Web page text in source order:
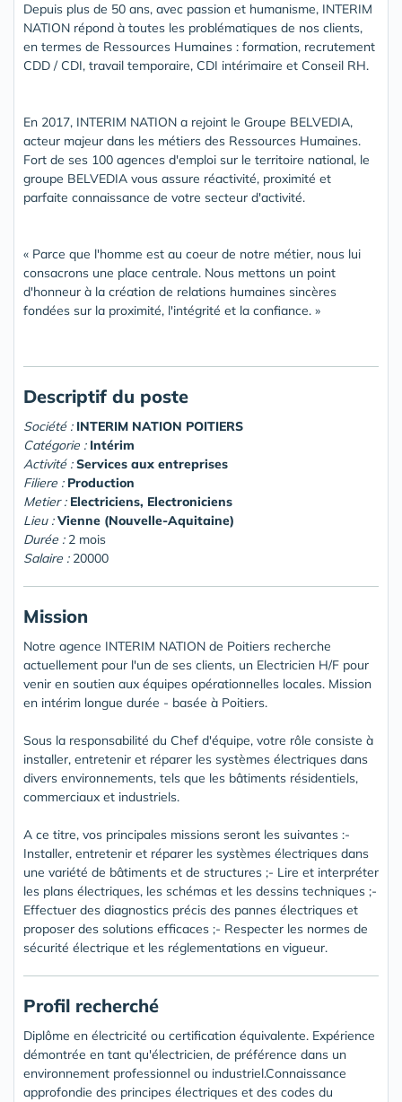
Depuis plus de 50 ans, avec passion et humanisme, INTERIM
NATION répond à toutes les problématiques de nos clients,
en termes de Ressources Humaines : formation, recrutement
CDD / CDI, travail temporaire, CDI intérimaire et Conseil RH.
En 2017, INTERIM NATION a rejoint le Groupe BELVEDIA,
acteur majeur dans les métiers des Ressources Humaines.
Fort de ses 100 agences d'emploi sur le territoire national, le
groupe BELVEDIA vous assure réactivité, proximité et
parfaite connaissance de votre secteur d'activité.
« Parce que l'homme est au coeur de notre métier, nous lui
consacrons une place centrale. Nous mettons un point
d'honneur à la création de relations humaines sincères
fondées sur la proximité, l'intégrité et la confiance. »
Descriptif du poste
Société : INTERIM NATION POITIERS
Catégorie : Intérim
Activité :Services aux entreprises
Filiere : Production
Metier : Electriciens, Electroniciens
Lieu :Vienne (Nouvelle-Aquitaine)
Durée : 2 mois
Salaire : 20000
Mission
Notre agence INTERIM NATION de Poitiers recherche
actuellement pour l'un de ses clients, un Electricien H/F pour
venir en soutien aux équipes opérationnelles locales. Mission
en intérim longue durée - basée à Poitiers.
Sous la responsabilité du Chef d'équipe, votre rôle consiste à
installer, entretenir et réparer les systèmes électriques dans
divers environnements, tels que les bâtiments résidentiels,
commerciaux et industriels.
A ce titre, vos principales missions seront les suivantes :-
Installer, entretenir et réparer les systèmes électriques dans
une variété de bâtiments et de structures ;- Lire et interpréter
les plans électriques, les schémas et les dessins techniques ;-
Effectuer des diagnostics précis des pannes électriques et
proposer des solutions efficaces ;- Respecter les normes de
sécurité électrique et les réglementations en vigueur.
Profil recherché
Diplôme en électricité ou certification équivalente. Expérience
démontrée en tant qu'électricien, de préférence dans un
environnement professionnel ou industriel.Connaissance
approfondie des principes électriques et des codes du